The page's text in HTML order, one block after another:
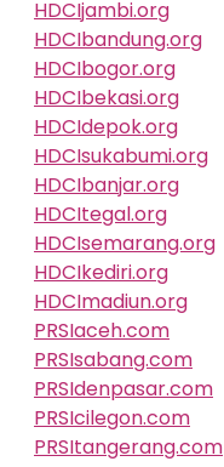
HDCIjambi.org
HDCIbandung.org
HDCIbogor.org
HDCIbekasi.org
HDCIdepok.org
HDCIsukabumi.org
HDCIbanjar.org
HDCItegal.org
HDCIsemarang.org
HDCIkediri.org
HDCImadiun.org
PRSIaceh.com
PRSIsabang.com
PRSIdenpasar.com
PRSIcilegon.com
PRSItangerang.com